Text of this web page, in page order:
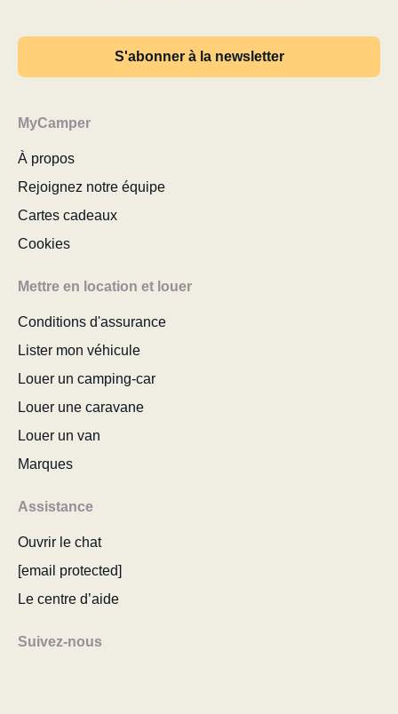
S'abonner à la newsletter
MyCamper
À propos
Rejoignez notre équipe
Cartes cadeaux
Cookies
Mettre en location et louer
Conditions d'assurance
Lister mon véhicule
Louer un camping-car
Louer une caravane
Louer un van
Marques
Assistance
Ouvrir le chat
[email protected]
Le centre d’aide
Suivez-nous